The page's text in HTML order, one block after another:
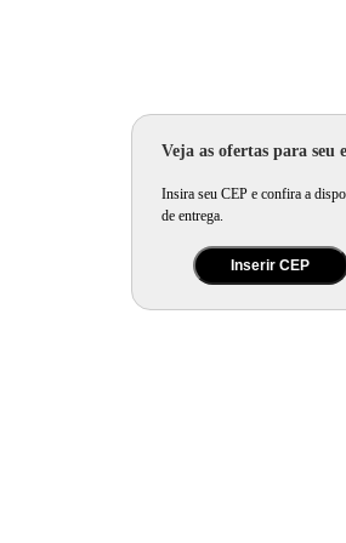
Veja as ofertas para seu
Insira seu CEP e confira a
de entrega.
Inserir CEP